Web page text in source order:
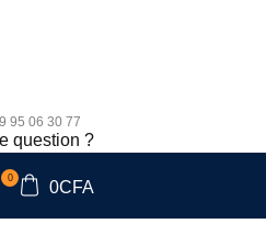
95 06 30 77
question ?
0
0CFA